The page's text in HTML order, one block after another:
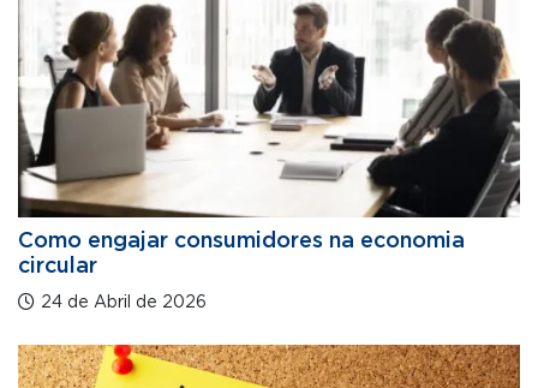
Como engajar consumidores na economia
circular
24 de Abril de 2026